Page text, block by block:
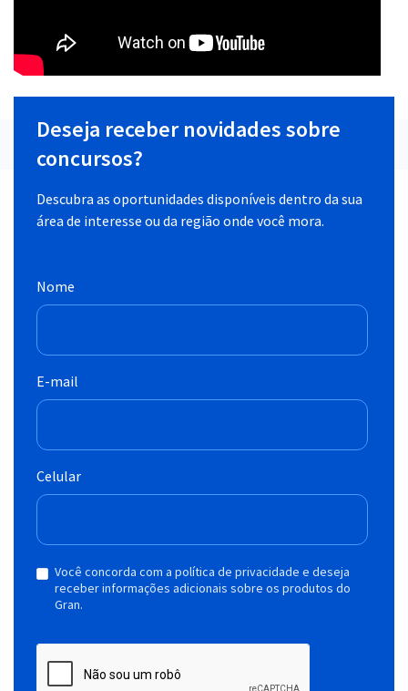
Deseja receber novidades sobre
concursos?
Descubra as oportunidades disponíveis dentro da sua
área de interesse ou da região onde você mora.
Nome
E-mail
Celular
Você concorda com a política de privacidade e deseja
receber informações adicionais sobre os produtos do
Gran.